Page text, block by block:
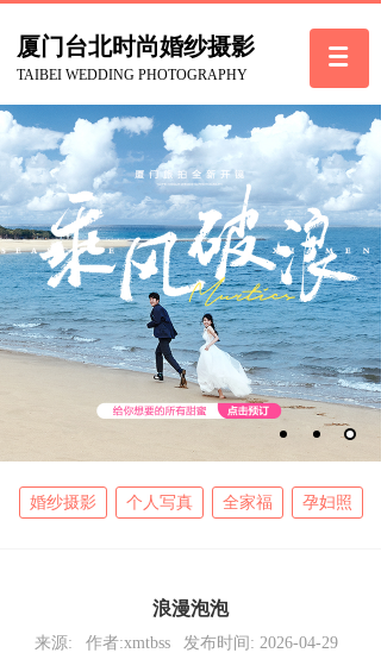
厦门台北时尚婚纱摄影
TAIBEI WEDDING PHOTOGRAPHY
婚纱摄影 个人写真 全家福 孕妇照
浪漫泡泡
来源: 作者:xmtbss 发布时间: 2026-04-29